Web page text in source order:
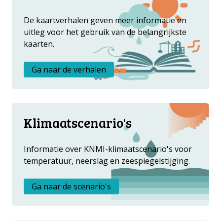
De kaartverhalen geven meer informatie en
uitleg voor het gebruik van de belangrijkste
kaarten.
Ga naar de verhalen
Klimaatscenario's
Informatie over KNMI-klimaatscenario's voor
temperatuur, neerslag en zeespiegelstijging.
Ga naar de scenario's
UPDATES
REGIONALE DATA
ATLASSEN CARIBEN